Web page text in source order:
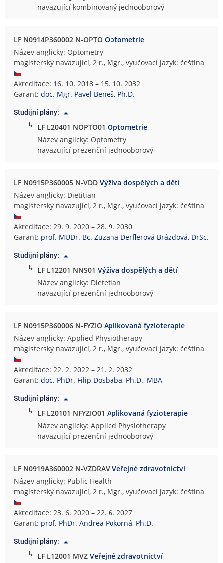
navazující kombinovaný jednooborový
LF N0914P360002 N-OPTOOptometrie
Název anglicky: Optometry
magisterský navazující, 2 r., Mgr., vyučovací jazyk: čeština
Akreditace: 16. 10. 2018 – 15. 10. 2032
Garant:doc. Mgr. Pavel Beneš, Ph.D.
Studijní plány:
↳ LF L20401 NOPTO01Optometrie
Název anglicky: Optometry
navazující prezenční jednooborový
LF N0915P360005 N-VDDVýživa dospělých a dětí
Název anglicky: Dietitian
magisterský navazující, 2 r., Mgr., vyučovací jazyk: čeština
Akreditace: 29. 9. 2020 – 28. 9. 2030
Garant: prof. MUDr. Bc. Zuzana Derflerová Brázdová, DrSc.
Studijní plány:
↳ LF L12201 NNS01Výživa dospělých a dětí
Název anglicky: Dietetian
navazující prezenční jednooborový
LF N0915P360006 N-FYZIOAplikovaná fyzioterapie
Název anglicky: Applied Physiotherapy
magisterský navazující, 2 r., Mgr., vyučovací jazyk: čeština
Akreditace: 22. 2. 2022 – 21. 2. 2032
Garant:doc. PhDr. Filip Dosbaba, Ph.D., MBA
Studijní plány:
↳ LF L20101 NFYZIO01Aplikovaná fyzioterapie
Název anglicky: Applied Physiotherapy
navazující prezenční jednooborový
LF N0919A360002 N-VZDRAVVeřejné zdravotnictví
Název anglicky: Public Health
magisterský navazující, 2 r., Mgr., vyučovací jazyk: čeština
Akreditace: 23. 6. 2020 – 22. 6. 2027
Garant: prof. PhDr. Andrea Pokorná, Ph.D.
Studijní plány:
↳ LF L12001 MVZVeřejné zdravotnictví